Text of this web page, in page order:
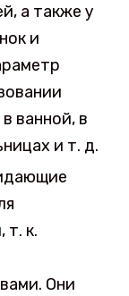
а также у
и
ванной, в
и т. д.
т. к.
Они